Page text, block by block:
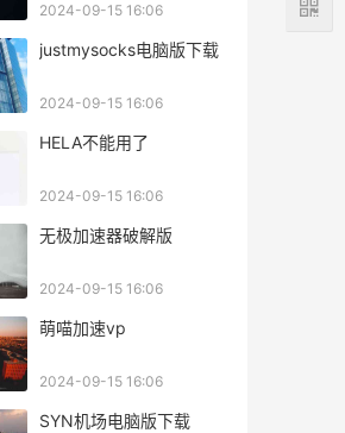
2024-09-15 16:06
justmysocks电脑版下载
2024-09-15 16:06
HELA不能用了
2024-09-15 16:06
无极加速器破解版
2024-09-15 16:06
萌喵加速vp
2024-09-15 16:06
SYN机场电脑版下载